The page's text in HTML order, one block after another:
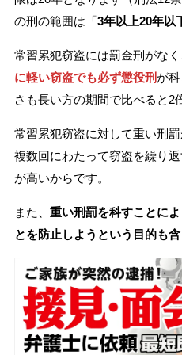
の刑の範囲は「3年以上20年以
常習累犯窃盗には罰金刑がなく
に軽い窃盗でも必ず懲役刑 が
さも長い方の期間で比べると2
常習累犯窃盗に対して重い刑
複数回にわたって窃盗を繰り
が高いからです。
また、 重い刑罰を科すことに
とを防止しようという目的も含